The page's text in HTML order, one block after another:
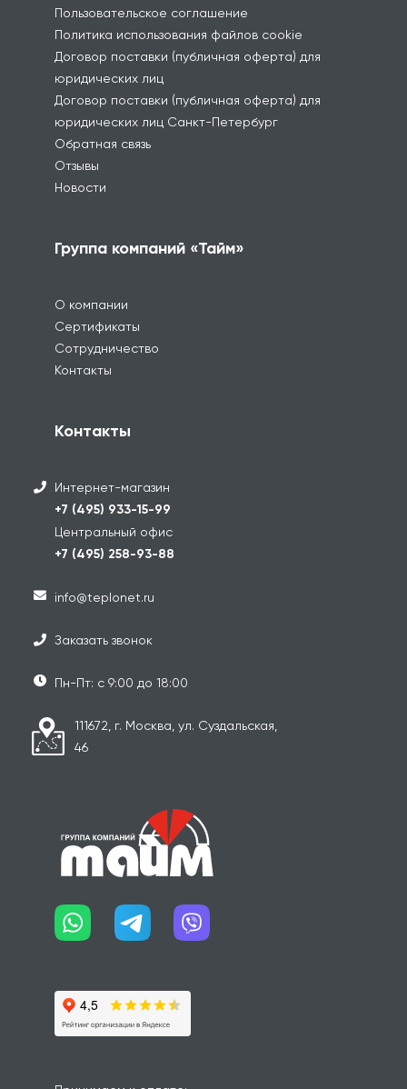
Пользовательское соглашение
Политика использования файлов cookie
Договор поставки (публичная оферта) для
юридических лиц
Договор поставки (публичная оферта) для
юридических лиц Санкт-Петербург
Обратная связь
Отзывы
Новости
Группа компаний «Тайм»
О компании
Сертификаты
Сотрудничество
Контакты
Контакты
Интернет-магазин
+7 (495) 933-15-99
Центральный офис
+7 (495) 258-93-88
info@teplonet.ru
Заказать звонок
Пн-Пт: с 9:00 до 18:00
111672, г. Москва, ул. Суздальская,
46